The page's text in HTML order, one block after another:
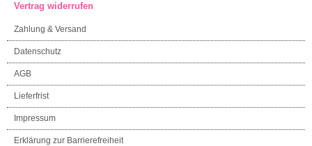
Vertrag widerrufen
Zahlung & Versand
Datenschutz
AGB
Lieferfrist
Impressum
Erklärung zur Barrierefreiheit